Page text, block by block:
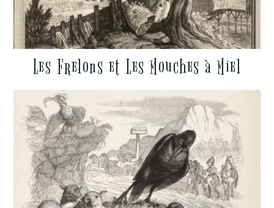
Les Frelons et Les Mouches à Miel